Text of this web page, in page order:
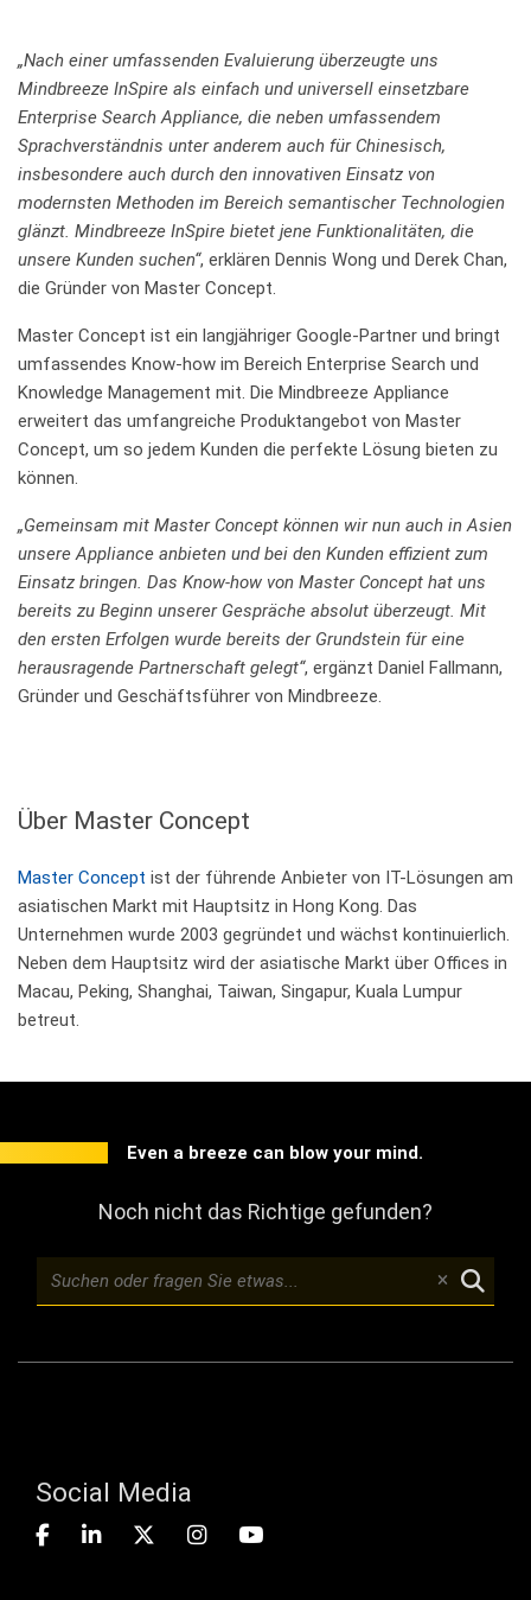
„Nach einer umfassenden Evaluierung überzeugte uns
Mindbreeze InSpire als einfach und universell einsetzbare
Enterprise Search Appliance, die neben umfassendem
Sprachverständnis unter anderem auch für Chinesisch,
insbesondere auch durch den innovativen Einsatz von
modernsten Methoden im Bereich semantischer Technologien
glänzt. Mindbreeze InSpire bietet jene Funktionalitäten, die
unsere Kunden suchen“, erklären Dennis Wong und Derek Chan,
die Gründer von Master Concept.
Master Concept ist ein langjähriger Google-Partner und bringt
umfassendes Know-how im Bereich Enterprise Search und
Knowledge Management mit. Die Mindbreeze Appliance
erweitert das umfangreiche Produktangebot von Master
Concept, um so jedem Kunden die perfekte Lösung bieten zu
können.
„Gemeinsam mit Master Concept können wir nun auch in Asien
unsere Appliance anbieten und bei den Kunden effizient zum
Einsatz bringen. Das Know-how von Master Concept hat uns
bereits zu Beginn unserer Gespräche absolut überzeugt. Mit
den ersten Erfolgen wurde bereits der Grundstein für eine
herausragende Partnerschaft gelegt“, ergänzt Daniel Fallmann,
Gründer und Geschäftsführer von Mindbreeze.
Über Master Concept
Master Concept ist der führende Anbieter von IT-Lösungen am
asiatischen Markt mit Hauptsitz in Hong Kong. Das
Unternehmen wurde 2003 gegründet und wächst kontinuierlich.
Neben dem Hauptsitz wird der asiatische Markt über Offices in
Macau, Peking, Shanghai, Taiwan, Singapur, Kuala Lumpur
betreut.
Even a breeze can blow your mind.
Noch nicht das Richtige gefunden?
Social Media